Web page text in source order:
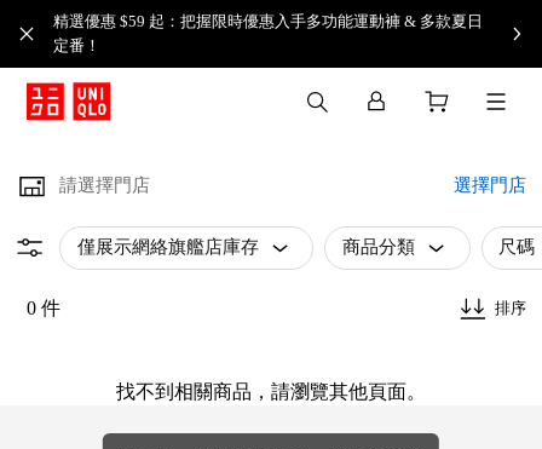
精選優惠 $59 起：把握限時優惠入手多功能運動褲 & 多款夏日
定番！​
請選擇門店 選擇門店
僅展示網絡旗艦店庫存 商品分類 尺碼
0 件 排序
找不到相關商品，請瀏覽其他頁面。